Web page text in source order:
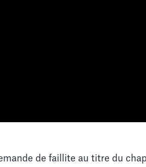
de faillite au titre du